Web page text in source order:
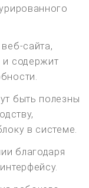
сайта,
и содержит
быть полезны
в системе.
благодаря